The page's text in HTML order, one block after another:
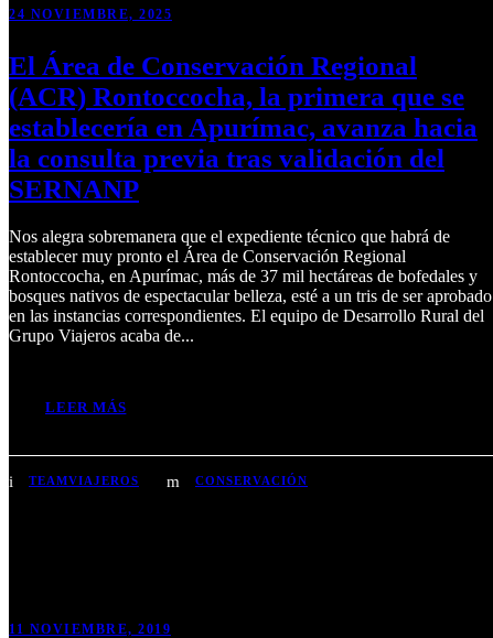
24 NOVIEMBRE, 2025
El Área de Conservación Regional
(ACR) Rontoccocha, la primera que se
establecería en Apurímac, avanza hacia
la consulta previa tras validación del
SERNANP
Nos alegra sobremanera que el expediente técnico que habrá de
establecer muy pronto el Área de Conservación Regional
Rontoccocha, en Apurímac, más de 37 mil hectáreas de bofedales y
bosques nativos de espectacular belleza, esté a un tris de ser aprobado
en las instancias correspondientes. El equipo de Desarrollo Rural del
Grupo Viajeros acaba de...
LEER MÁS
TEAMVIAJEROS CONSERVACIÓN
11 NOVIEMBRE, 2019